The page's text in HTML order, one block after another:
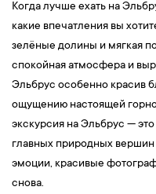
Когда лучше ехать на
какие впечатления вы
зелёные долины и мягкая
спокойная атмосфера и
Эльбрус особенно красив
ощущению настоящей
экскурсия на Эльбрус —
главных природных вершин
эмоции, красивые
снова.